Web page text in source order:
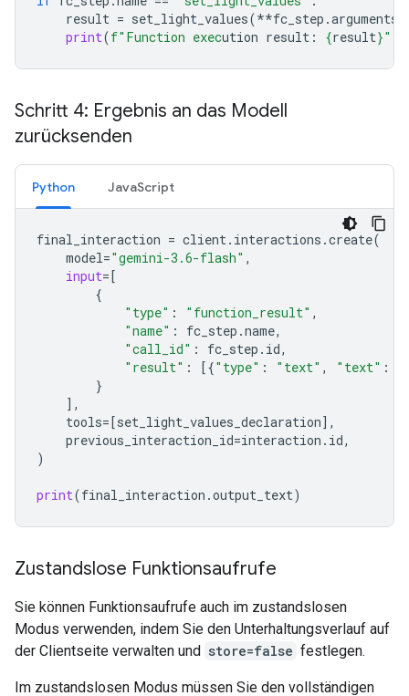
result = set_light_values(**fc_step .arguments
print(f"Function execution result: {result}"
Schritt 4: Ergebnis an das Modell
zurücksenden
Python JavaScript
final_interaction = client. interactions .create(
model="gemini-3.6-flash" ,
input= [
{
"type" : "function_result" ,
"name" : fc_step .name,
"call_id" : fc_step . id,
"result" : [{"type" : "text" , "text" :
}
],
tools= [set_light_values_declaration],
previous_interaction_id=interaction . id,
)
print(final_interaction .output_text)
Zustandslose Funktionsaufrufe
Sie können Funktionsaufrufe auch im zustandslosen
Modus verwenden, indem Sie den Unterhaltungsverlauf auf
der Clientseite verwalten und store=false festlegen.
Im zustandslosen Modus müssen Sie den vollständigen